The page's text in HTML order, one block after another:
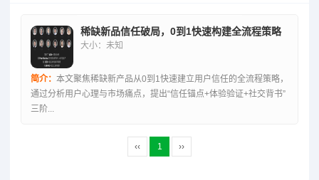
稀缺新品信任破局，0到1快速构建全流程策略
大小：未知
简介： 本文聚焦稀缺新产品从0到1快速建立用户信任的全流程策略，
通过分析用户心理与市场痛点，提出“信任锚点+体验验证+社交背书”
三阶...
‹‹ 1 ››